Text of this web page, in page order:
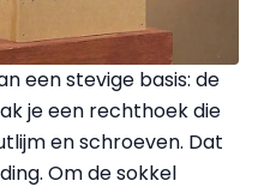
een stevige basis: de
je een rechthoek die
en schroeven. Dat
Om de sokkel